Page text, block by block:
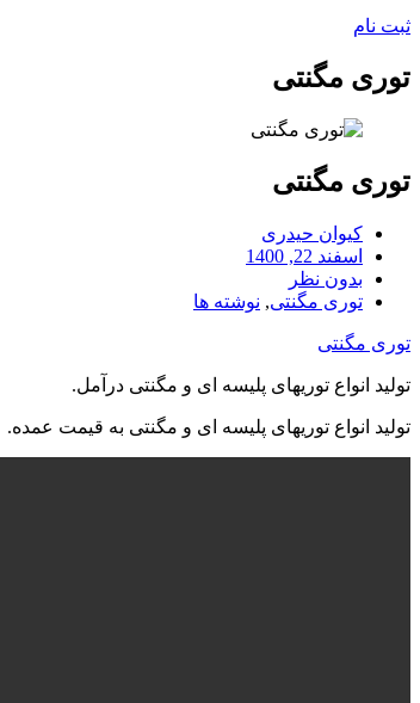
ثبت نام
توری مگنتی
توری مگنتی
کیوان حیدری
اسفند 22, 1400
بدون نظر
توری مگنتی, نوشته ها
توری مگنتی
تولید انواع توریهای پلیسه ای و مگنتی درآمل.
تولید انواع توریهای پلیسه ای و مگنتی به قیمت عمده.